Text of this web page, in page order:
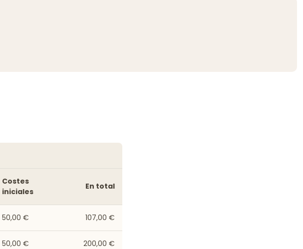
Costes
iniciales
En total
50,00 € 107,00 €
50,00 € 200,00 €